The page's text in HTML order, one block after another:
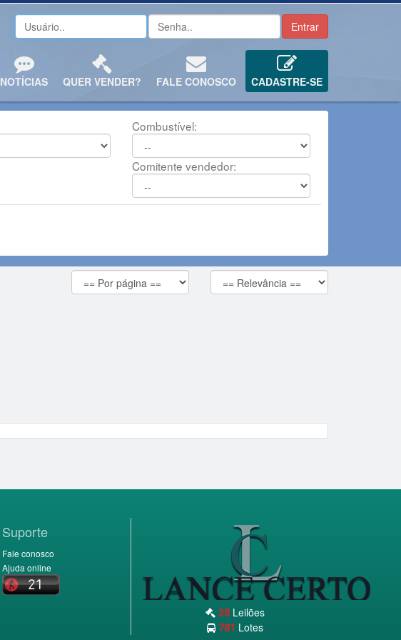
NOTÍCIAS QUER VENDER? FALE CONOSCO CADASTRE-SE
Combustível:
Comitente vendedor:
Suporte
Fale conosco
Ajuda online
38Leilões
781 Lotes